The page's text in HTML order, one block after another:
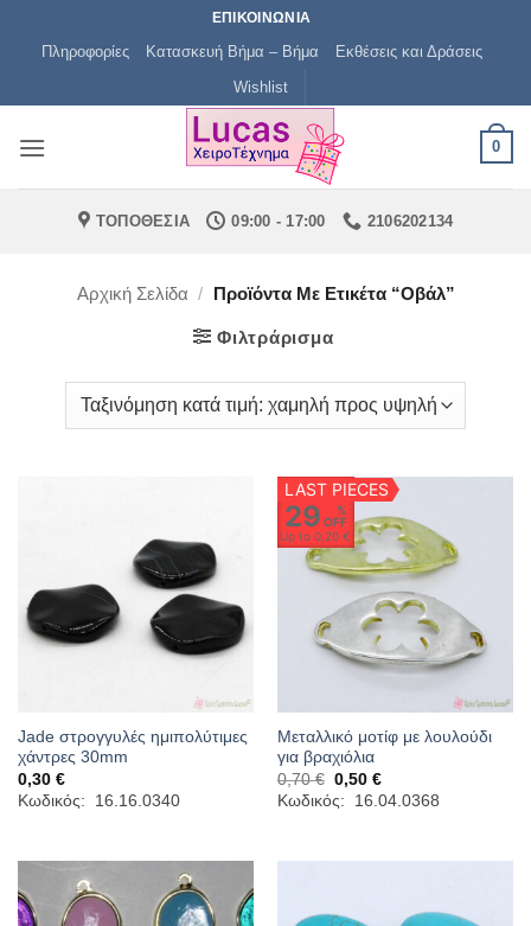
ΕΠΙΚΟΙΝΩΝΙΑ
Πληροφορίες Κατασκευή Βήμα – Βήμα
Εκθέσεις και Δράσεις
Wishlist
0
ΤΟΠΟΘΕΣΙΑ 09:00 - 17:00 2106202134
Αρχική Σελίδα / Προϊόντα Με Ετικέτα “οβάλ”
Φιλτράρισμα
Jade στρογγυλές ημιπολύτιμες
χάντρες 30mm
0,30 €
Κωδικός: 16.16.0340
LAST PIECES
29
%
OFF
Up to0,20 €
Μεταλλικό μοτίφ με λουλούδι
για βραχιόλια
0,70€ Original
price
was:
0,50 €Η
τρέχουσα
τιμή
Κωδικός: 16.04.0368